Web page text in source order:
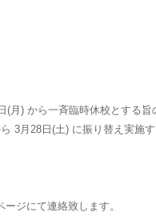
月) から一斉臨時休校とする
3月28日(土) に振り替え実施
ジにて連絡致します。